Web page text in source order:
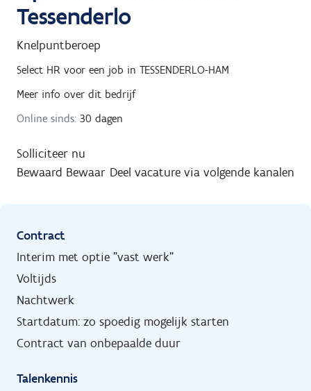
Tessenderlo
Knelpuntberoep
Select HR voor een job in TESSENDERLO-HAM
Meer info over dit bedrijf
Online sinds: 30 dagen
Solliciteer nu
Bewaard Bewaar Deel vacature via volgende kanalen
Contract
Interim met optie "vast werk"
Voltijds
Nachtwerk
Startdatum: zo spoedig mogelijk starten
Contract van onbepaalde duur
Talenkennis